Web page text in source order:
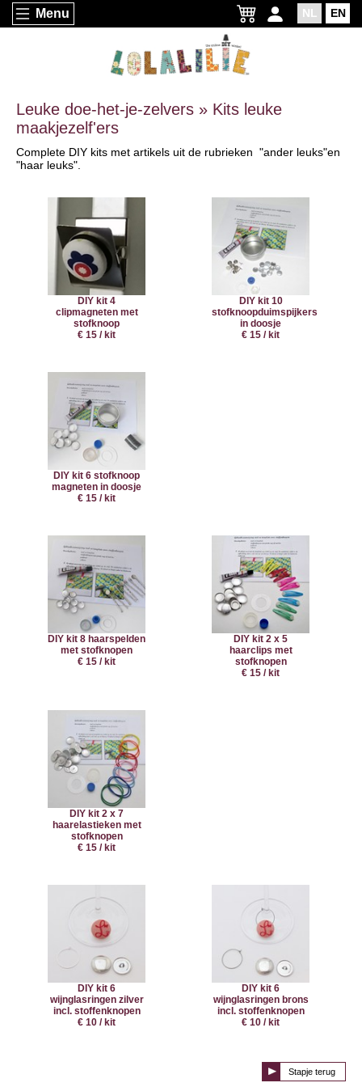
Menu NL EN
Leuke doe-het-je-zelvers » Kits leuke
maakjezelf'ers
Complete DIY kits met artikels uit de rubrieken "ander leuks"en
"haar leuks".
DIY kit 4
clipmagneten met
stofknoop
€ 15 / kit
DIY kit 10
stofknoopduimspijkers
in doosje
€ 15 / kit
DIY kit 6 stofknoop
magneten in doosje
€ 15 / kit
DIY kit 8 haarspelden
met stofknopen
€ 15 / kit
DIY kit 2 x 5
haarclips met
stofknopen
€ 15 / kit
DIY kit 2 x 7
haarelastieken met
stofknopen
€ 15 / kit
DIY kit 6
wijnglasringen zilver
incl. stoffenknopen
€ 10 / kit
DIY kit 6
wijnglasringen brons
incl. stoffenknopen
€ 10 / kit
Stapje terug